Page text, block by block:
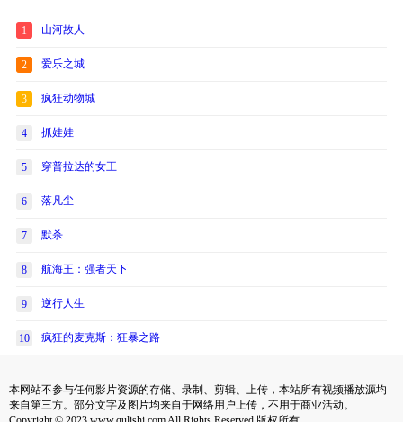
1 山河故人
2 爱乐之城
3 疯狂动物城
4 抓娃娃
5 穿普拉达的女王
6 落凡尘
7 默杀
8 航海王：强者天下
9 逆行人生
10 疯狂的麦克斯：狂暴之路
本网站不参与任何影片资源的存储、录制、剪辑、上传，本站所有视频播放源均
来自第三方。部分文字及图片均来自于网络用户上传，不用于商业活动。